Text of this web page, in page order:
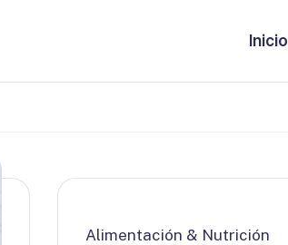
Inicio
Alimentación & Nutrición